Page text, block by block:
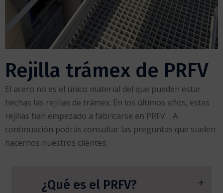
Rejilla trámex de PRFV
El acero no es el único material del que pueden estar
hechas las rejillas de trámex. En los últimos años, estas
rejillas han empezado a fabricarse en PRFV. A
continuación podrás consultar las preguntas que suelen
hacernos nuestros clientes:
¿Qué es el PRFV?